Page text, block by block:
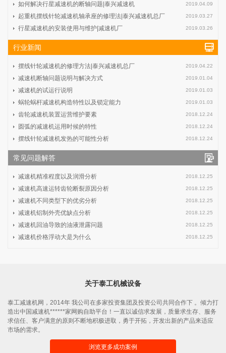
2019.04.09
如何解决行星减速机的断轴问题|泰兴减速机
2019.03.27
起重机摆线针轮减速机轴承座的修理法|泰兴减速机总厂
2019.03.26
行星减速机的安装使用与维护|减速机厂
行业新闻
2019.04.22
摆线针轮减速机的修理方法|泰兴减速机总厂
2019.01.04
减速机断轴问题说明与解决方式
2019.01.03
减速机的试运行说明
2019.01.03
蜗轮蜗杆减速机构造特性以及锁定能力
2018.12.24
齿轮减速机装置运营维护要素
2018.12.24
圆弧的减速机运用时候的特性
2018.12.24
摆线针轮减速机发热的可能性分析
常见问题解答
2018.12.25
减速机精准程度以及润滑分析
2018.12.25
减速机高速运转齿轮断裂原因分析
2018.12.25
减速机不同类型下的优劣分析
2018.12.25
减速机铝制外壳优缺点分析
2018.12.25
减速机回油导致的油液泄露问题
2018.12.25
减速机价格浮动大是为什么
关于泰工机械设备
泰工减速机网，2014年 我公司在多家投资集团及投资公司共同合作下 。倾力打
造出中国减速机******家网购自助平台！一直以诚信求发展，质量求生存、服务
求信任、客户满意的原则不断地积极进取，勇于开拓，开发出新的产品来适应
市场的需求。
浏览更多成功案例